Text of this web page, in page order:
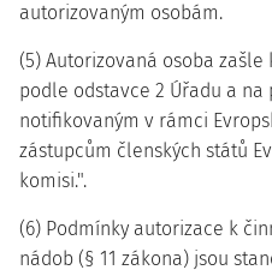
autorizovaným osobám.
(5) Autorizovaná osoba
podle odstavce 2 Úřadu a na
notifikovaným v rámci
zástupcům členských států
komisi.".
(6) Podmínky autorizace k
nádob (§ 11 zákona) jsou